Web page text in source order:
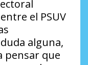
el PSUV
alguna,
pensar que